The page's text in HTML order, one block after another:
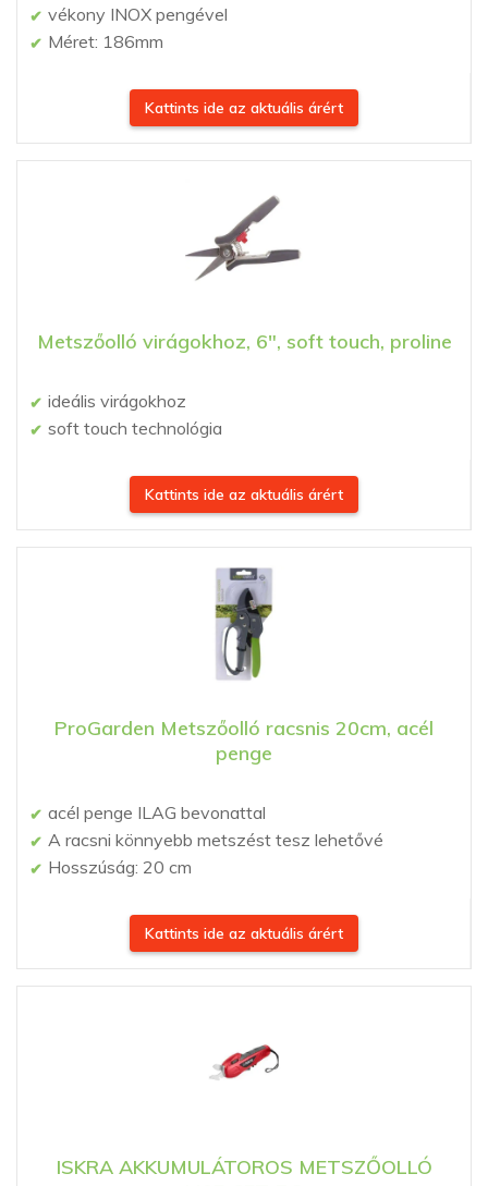
vékony INOX pengével
Méret: 186mm
Kattints ide az aktuális árért
Metszőolló virágokhoz, 6″, soft touch, proline
ideális virágokhoz
soft touch technológia
Kattints ide az aktuális árért
ProGarden Metszőolló racsnis 20cm, acél
penge
acél penge ILAG bevonattal
A racsni könnyebb metszést tesz lehetővé
Hosszúság: 20 cm
Kattints ide az aktuális árért
ISKRA AKKUMULÁTOROS METSZŐOLLÓ